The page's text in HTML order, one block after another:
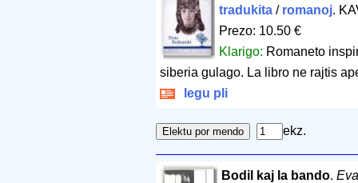
tradukita / romanoj.
Prezo: 10.50 €
Klarigo: Romaneto
siberia gulago. La libro ne rajtis
legu pli
ekz.
Bodil kaj la bando.